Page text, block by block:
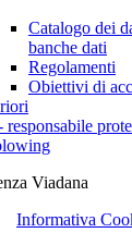
Catalogo dei
banche dati
Regolamenti
Obiettivi di
responsabile
Viadana
Informativa